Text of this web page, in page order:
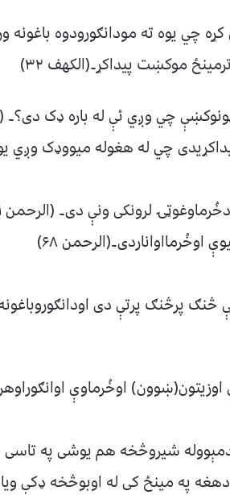
کړه چي یوه ته مودانګورودوه
موکښت پیداکړ۔(الکهف ۳۲)
چي له هغوله میووډک وږي
څنګ پرڅنګ پرتې دی
اوزیتون(ښوون) اوخُرماوې
وی دهغه په مینځ کی له اوبوڅخه ډکې